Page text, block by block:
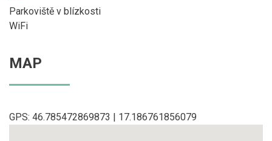
Parkoviště v blízkosti
WiFi
MAP
GPS: 46.785472869873 | 17.186761856079